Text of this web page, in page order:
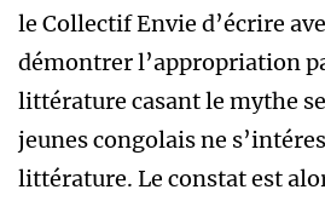
le Collectif Envie d’écrire
démontrer l’appropriation
littérature casant le mythe
jeunes congolais ne
littérature. Le constat est